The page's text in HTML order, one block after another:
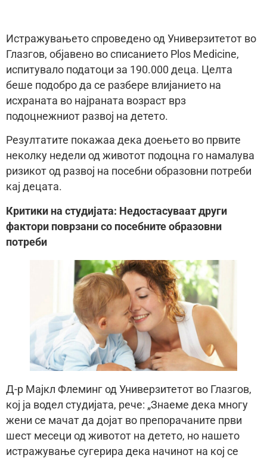
Истражувањето спроведено од Универзитетот во
Глазгов, објавено во списанието Plos Medicine,
испитувало податоци за 190.000 деца. Целта
беше подобро да се разбере влијанието на
исхраната во најраната возраст врз
подоцнежниот развој на детето.
Резултатите покажаа дека доењето во првите
неколку недели од животот подоцна го намалува
ризикот од развој на посебни образовни потреби
кај децата.
Критики на студијата: Недостасуваат други
фактори поврзани со посебните образовни
потреби
Д-р Мајкл Флеминг од Универзитетот во Глазгов,
кој ја водел студијата, рече: „Знаеме дека многу
жени се мачат да дојат во препорачаните први
шест месеци од животот на детето, но нашето
истражување сугерира дека начинот на кој се